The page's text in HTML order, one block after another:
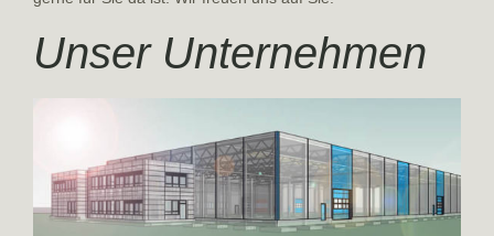
Unser Unternehmen